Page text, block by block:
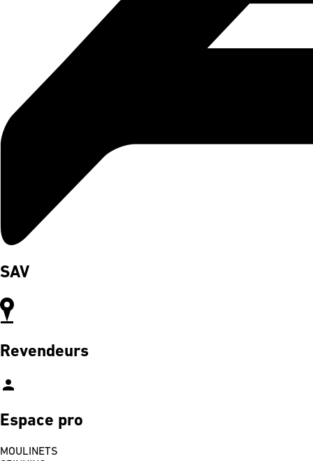
SAV
Revendeurs
person
Espace pro
MOULINETS